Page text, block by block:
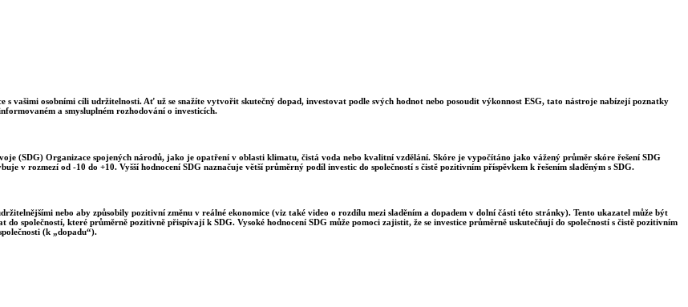
vašimi osobními cíli udržitelnosti. Ať už se snažíte vytvořit skutečný dopad, investovat podle svých hodnot nebo posoudit výkonnost ESG, tato nástroje nabízejí poznatky
a smysluplném rozhodování o investicích.
(SDG) Organizace spojených národů, jako je opatření v oblasti klimatu, čistá voda nebo kvalitní vzdělání. Skóre je vypočítáno jako vážený průměr skóre řešení SDG
v rozmezí od -10 do +10. Vyšší hodnocení SDG naznačuje větší průměrný podíl investic do společností s čistě pozitivním příspěvkem k řešením sladěným s SDG.
nebo aby způsobily pozitivní změnu v reálné ekonomice (viz také video o rozdílu mezi sladěním a dopadem v dolní části této stránky). Tento ukazatel může být
společností, které průměrně pozitivně přispívají k SDG. Vysoké hodnocení SDG může pomoci zajistit, že se investice průměrně uskutečňují do společností s čistě pozitivním
(k „dopadu“).